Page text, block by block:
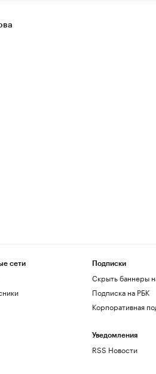
сети Подписки
Скрыть баннеры
Подписка на РБК
Корпоративная
Уведомления
RSS Новости